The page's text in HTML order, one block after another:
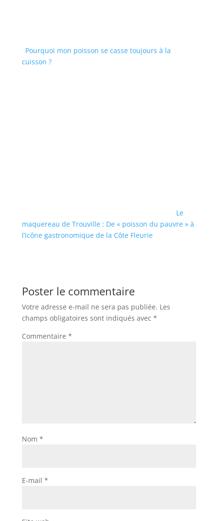
Pourquoi mon poisson se casse toujours à la
cuisson ?
Le
maquereau de Trouville : De « poisson du pauvre » à
l’icône gastronomique de la Côte Fleurie
Poster le commentaire
Votre adresse e-mail ne sera pas publiée. Les
champs obligatoires sont indiqués avec *
Commentaire *
Nom *
E-mail *